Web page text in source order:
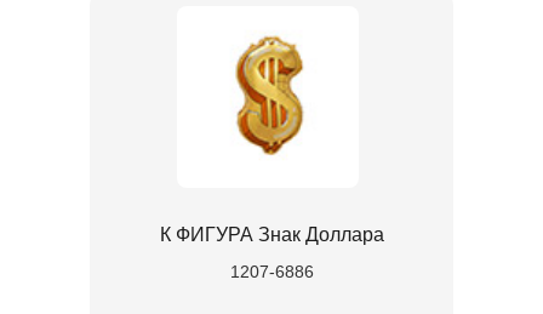
К ФИГУРА Знак Доллара
1207-6886